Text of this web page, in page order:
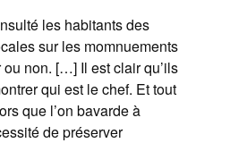
les habitants des
sur les momnuements
ou non. […] Il est clair qu’ils
qui est le chef. Et tout
que l’on bavarde à
de préserver